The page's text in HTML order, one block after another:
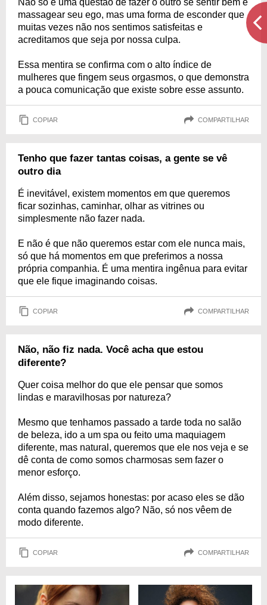
Não só é uma questão de fazer o outro se sentir bem e
massagear seu ego, mas uma forma de esconder que
muitas vezes não nos sentimos satisfeitas e
acreditamos que seja por nossa culpa.
Essa mentira se confirma com o alto índice de
mulheres que fingem seus orgasmos, o que demonstra
a pouca comunicação que existe sobre esse assunto.
COPIAR COMPARTILHAR
Tenho que fazer tantas coisas, a gente se vê
outro dia
É inevitável, existem momentos em que queremos
ficar sozinhas, caminhar, olhar as vitrines ou
simplesmente não fazer nada.
E não é que não queremos estar com ele nunca mais,
só que há momentos em que preferimos a nossa
própria companhia. É uma mentira ingênua para evitar
que ele fique imaginando coisas.
COPIAR COMPARTILHAR
Não, não fiz nada. Você acha que estou
diferente?
Quer coisa melhor do que ele pensar que somos
lindas e maravilhosas por natureza?
Mesmo que tenhamos passado a tarde toda no salão
de beleza, ido a um spa ou feito uma maquiagem
diferente, mas natural, queremos que ele nos veja e se
dê conta de como somos charmosas sem fazer o
menor esforço.
Além disso, sejamos honestas: por acaso eles se dão
conta quando fazemos algo? Não, só nos vêem de
modo diferente.
COPIAR COMPARTILHAR